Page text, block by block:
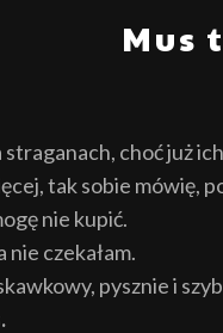
Mus
choć już
tak sobie mówię,
nie kupić.
nie czekałam.
pysznie i